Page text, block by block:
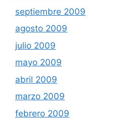
septiembre 2009
agosto 2009
julio 2009
mayo 2009
abril 2009
marzo 2009
febrero 2009